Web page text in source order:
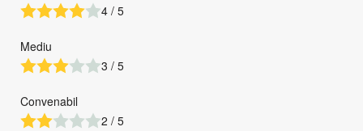
4 / 5
Mediu
3 / 5
Convenabil
2 / 5